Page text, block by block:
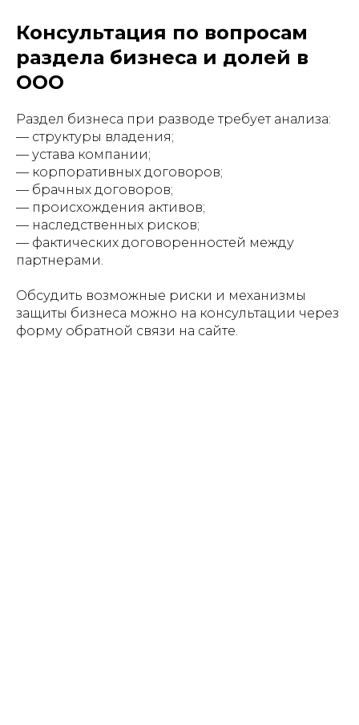
Консультация по вопросам
раздела бизнеса и долей в
ООО
Раздел бизнеса при разводе требует анализа:
— структуры владения;
— устава компании;
— корпоративных договоров;
— брачных договоров;
— происхождения активов;
— наследственных рисков;
— фактических договоренностей между
партнерами.
Обсудить возможные риски и механизмы
защиты бизнеса можно на консультации через
форму обратной связи на сайте.